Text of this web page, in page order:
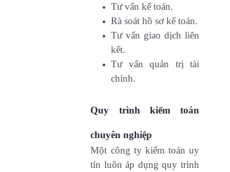
Tư vấn kế toán.
Rà soát hồ sơ kế toán.
Tư vấn giao dịch liên
kết.
Tư vấn quản trị tài
chính.
Quy trình kiểm toán
chuyên nghiệp
Một công ty kiểm toán uy
tín luôn áp dụng quy trình